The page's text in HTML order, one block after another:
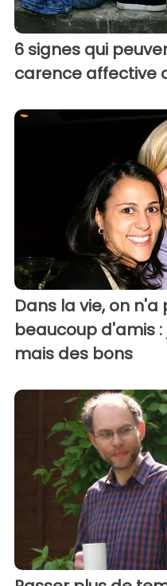
6 signes qui
carence affective
Dans la vie, on
beaucoup d'amis
mais des bons